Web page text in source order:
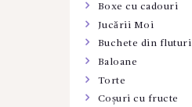
Boxe cu cadouri
Jucării Moi
Buchete din fluturi
Baloane
Torte
Coșuri cu fructe